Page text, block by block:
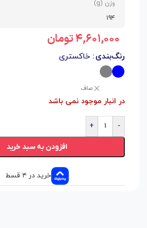
وزن (g)
194
۴,۶۰۱,۰۰۰تومان
رنگ‌بندی خاکستری
صاف
در انبار موجود نمی باشد
-
+
افزودن به سبد خرید
خرید در ۴ قسط